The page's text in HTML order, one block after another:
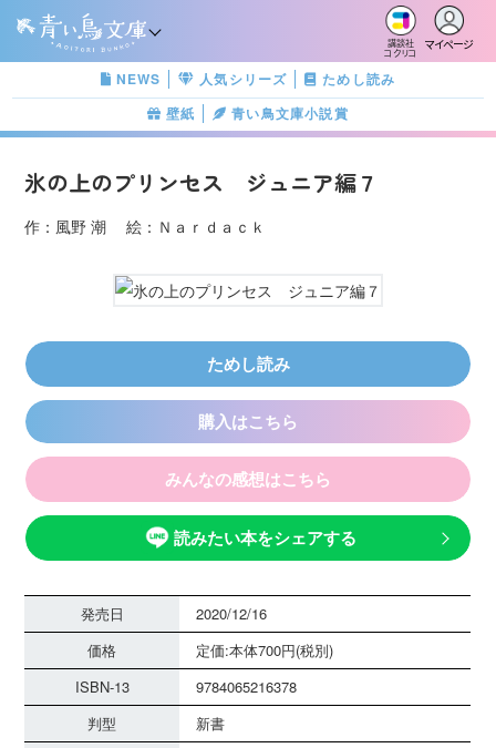
講談社
コクリコ
マイページ
NEWS 人気シリーズ
ためし読み
壁紙
青い鳥文庫小説賞
氷の上のプリンセス ジュニア編７
作：風野 潮 絵：Ｎａｒｄａｃｋ
ためし読み
購入はこちら
みんなの感想はこちら
読みたい本をシェアする
発売日
2020/12/16
価格
定価:本体700円(税別)
ISBN-13
9784065216378
判型
新書